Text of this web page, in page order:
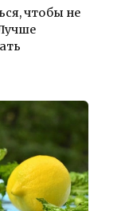
чтобы не